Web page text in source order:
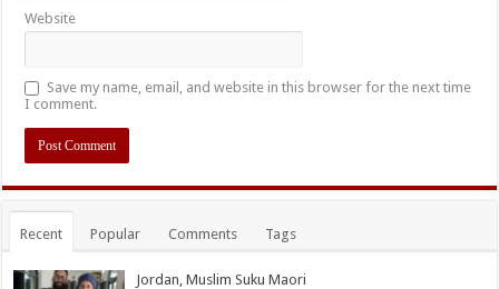
Website
Save my name, email, and website in this browser for the next time
I comment.
Recent Popular Comments Tags
Jordan, Muslim Suku Maori